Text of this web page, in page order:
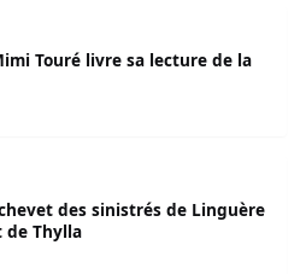
Touré livre sa lecture de la
des sinistrés de Linguère
de Thylla